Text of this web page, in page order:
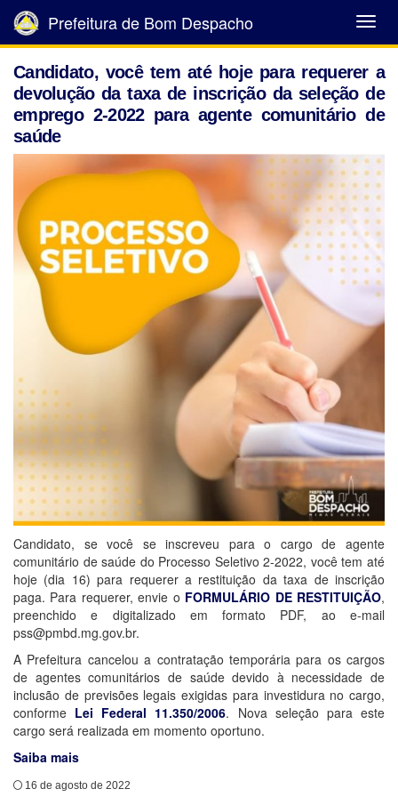
Abrir
Menu
Prefeitura de Bom Despacho
Candidato, você tem até hoje para requerer a
devolução da taxa de inscrição da seleção de
emprego 2-2022 para agente comunitário de
saúde
Candidato, se você se inscreveu para o cargo de agente
comunitário de saúde do Processo Seletivo 2-2022, você tem até
hoje (dia 16) para requerer a restituição da taxa de inscrição
paga. Para requerer, envie o FORMULÁRIO DE RESTITUIÇÃO,
preenchido e digitalizado em formato PDF, ao e-mail
pss@pmbd.mg.gov.br.
A Prefeitura cancelou a contratação temporária para os cargos
de agentes comunitários de saúde devido à necessidade de
inclusão de previsões legais exigidas para investidura no cargo,
conforme Lei Federal 11.350/2006. Nova seleção para este
cargo será realizada em momento oportuno.
Saiba mais
16 de agosto de 2022